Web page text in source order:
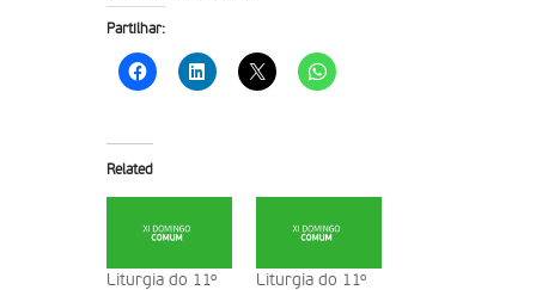
Partilhar:
Related
Liturgia do 11º
Liturgia do 11º